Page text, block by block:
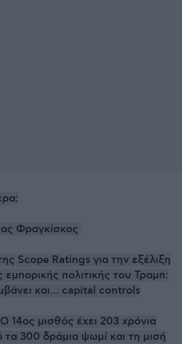
Φραγκίσκος
Scope Ratings για την εξέλιξη
εμπορικής πολιτικής του Τραμπ:
και... capital controls
μισθός έχει 203 χρόνια
τα 300 δράμια ψωμί και τη μισή